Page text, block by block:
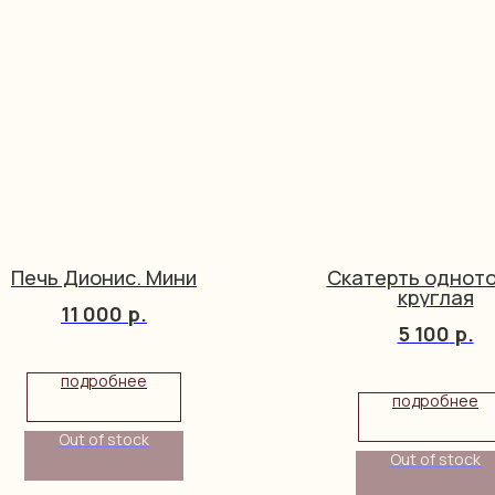
Печь Дионис. Мини
11 000 р.
подробнее
Out of stock
Скатерть
круглая
5 100 р.
подробнее
Out of stock